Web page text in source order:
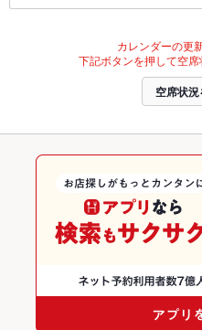
カレンダーの更
下記ボタンを押して空席
空席状